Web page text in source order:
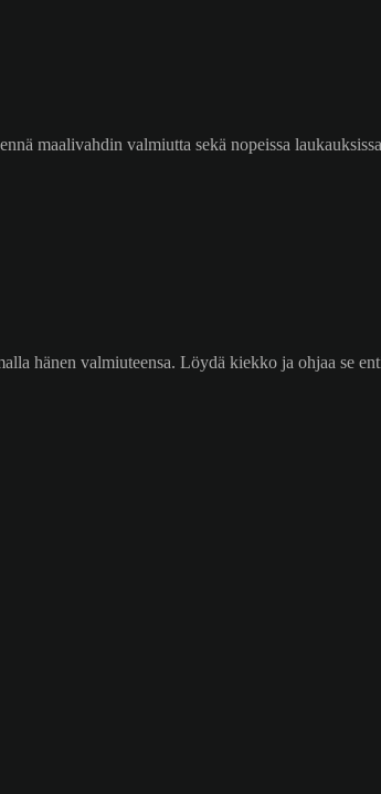
maalivahdin valmiutta sekä nopeissa
hänen valmiuteensa. Löydä kiekko ja ohjaa se